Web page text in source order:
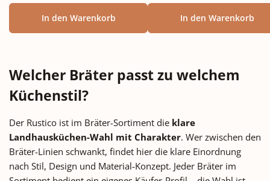
Erinnerungsstücke. Der
Römertopf 40 Jahre Jubiläums-
Bräter gehört zur zweiten
bringt er die antike
Formensprache zurück, die den
klassischen Römertopf seit den
Litern Volumen für 4-6 Personen,
in zwei Farb-Varianten erhältlich –
dem traditionellen Terracotta und
dem modernen Grün – verbindet
In den Warenkorb
Erinnerungsstücke. Der
Römertopf 40 Jahre
Bräter gehört zur zweiten
bringt er die antike
Litern Volumen für 4-6
in zwei Farb-Varianten
dem traditionellen Terracotta
dem modernen Grün –
In den Warenkorb
Welcher Bräter passt zu welchem
Küchenstil?
Der Rustico ist im Bräter-Sortiment die klare
Landhausküchen-Wahl mit Charakter. Wer zwischen den
Bräter-Linien schwankt, findet hier die klare Einordnung
nach Stil, Design und Material-Konzept. Jeder Bräter im